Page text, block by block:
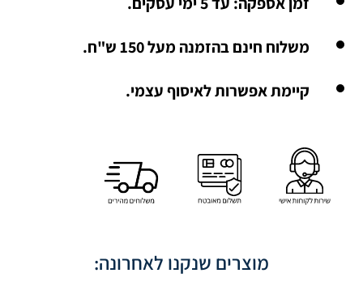
משלוח חינם בהזמנה מעל 150 ש"ח.
קיימת אפשרות לאיסוף עצמי.
מוצרים שנקנו לאחרונה: